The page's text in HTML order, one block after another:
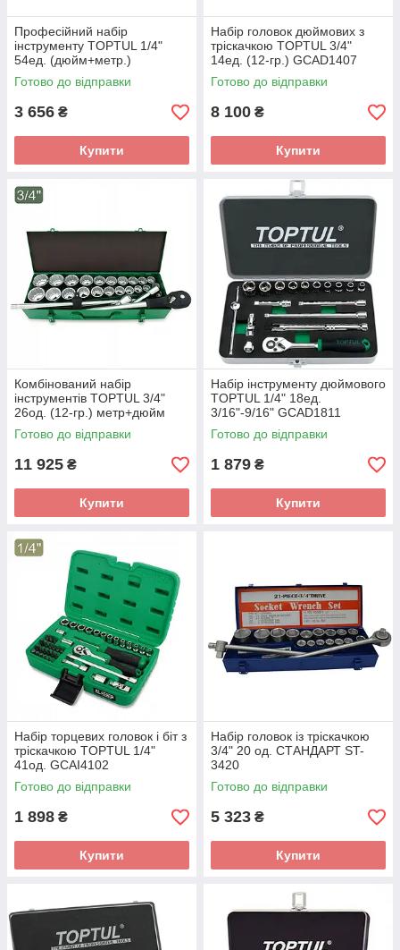
Професійний набір
інструменту TOPTUL 1/4"
54ед. (дюйм+метр.)
GBA54400
Готово до відправки
3 656 ₴
Купити
Набір головок дюймових з
тріскачкою TOPTUL 3/4"
14ед. (12-гр.) GCAD1407
Готово до відправки
8 100 ₴
Купити
Комбінований набір
інструментів TOPTUL 3/4"
26од. (12-гр.) метр+дюйм
GCAD2608
Готово до відправки
11 925 ₴
Купити
Набір інструменту дюймового
TOPTUL 1/4" 18ед.
3/16"-9/16" GCAD1811
Готово до відправки
1 879 ₴
Купити
Набір торцевих головок і біт з
тріскачкою TOPTUL 1/4"
41од. GCAI4102
Готово до відправки
1 898 ₴
Купити
Набір головок із тріскачкою
3/4" 20 од. СТАНДАРТ ST-
3420
Готово до відправки
5 323 ₴
Купити